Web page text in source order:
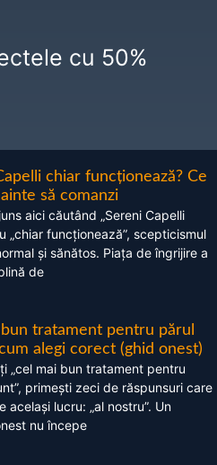
cu 50%
chiar funcționează? Ce
să comanzi
aici căutând „Sereni Capelli
„chiar funcționează”, scepticismul
și sănătos. Piața de îngrijire a
de
tratament pentru părul
alegi corect (ghid onest)
„cel mai bun tratament pentru
primești zeci de răspunsuri care
același lucru: „al nostru”. Un
nu începe